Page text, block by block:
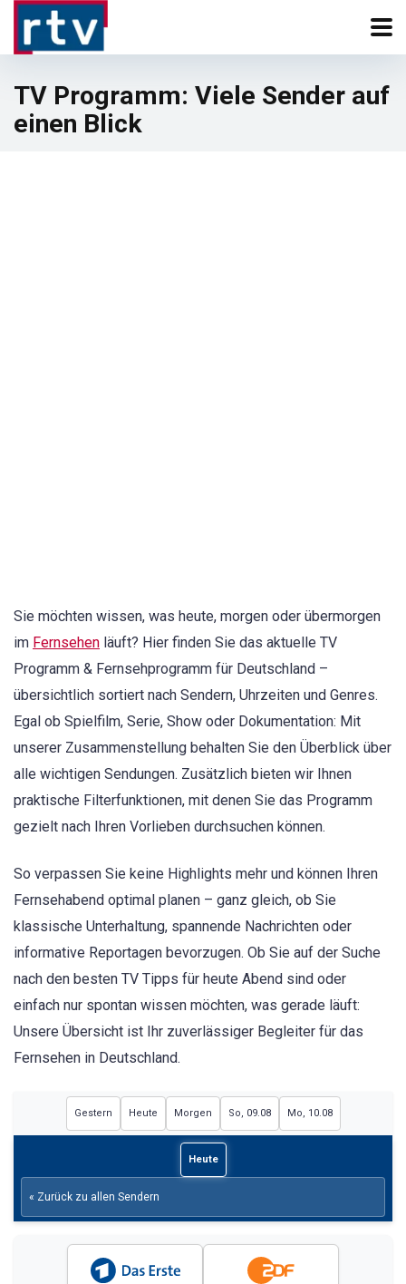
TV Programm: Viele Sender auf
einen Blick
Sie möchten wissen, was heute, morgen oder übermorgen
im Fernsehen läuft? Hier finden Sie das aktuelle TV
Programm & Fernsehprogramm für Deutschland –
übersichtlich sortiert nach Sendern, Uhrzeiten und Genres.
Egal ob Spielfilm, Serie, Show oder Dokumentation: Mit
unserer Zusammenstellung behalten Sie den Überblick über
alle wichtigen Sendungen. Zusätzlich bieten wir Ihnen
praktische Filterfunktionen, mit denen Sie das Programm
gezielt nach Ihren Vorlieben durchsuchen können.
So verpassen Sie keine Highlights mehr und können Ihren
Fernsehabend optimal planen – ganz gleich, ob Sie
klassische Unterhaltung, spannende Nachrichten oder
informative Reportagen bevorzugen. Ob Sie auf der Suche
nach den besten TV Tipps für heute Abend sind oder
einfach nur spontan wissen möchten, was gerade läuft:
Unsere Übersicht ist Ihr zuverlässiger Begleiter für das
Fernsehen in Deutschland.
Gestern Heute Morgen So, 09.08 Mo, 10.08
Heute
« Zurück zu allen Sendern